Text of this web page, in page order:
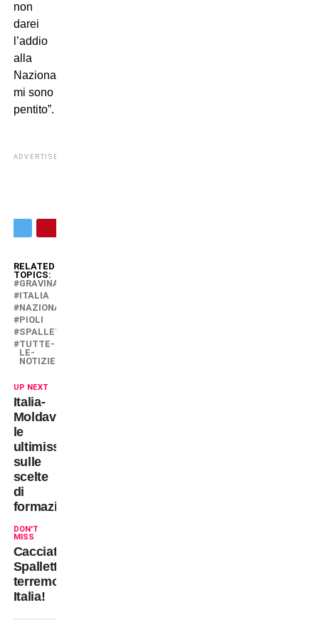
non
darei
l’addio
alla
Nazionale,
mi sono
pentito”.
ADVERTISEMENT
RELATED
TOPICS:
GRAVINA
ITALIA
NAZIONALE
PIOLI
SPALLETTI
TUTTE-
LE-
NOTIZIE
UP NEXT
Italia-
Moldavia:
le
ultimissime
sulle
scelte
di
formazione
DON'T
MISS
Cacciato
Spalletti:
terremoto
Italia!